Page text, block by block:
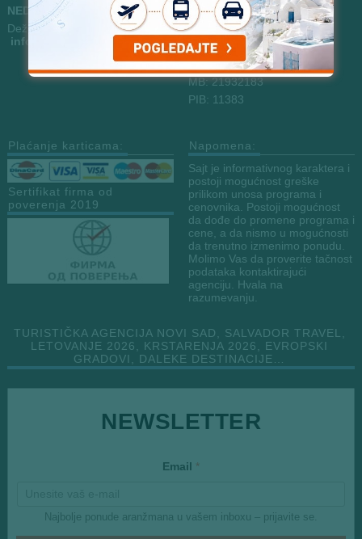
NEDELJA: neradni dan
Dežurni mail:
info
@salvadortravel.rs
021 / 3826773
021 / 3040506
062 / 1874322
MB: 21932183
PIB: 11383
Plaćanje karticama:
Sertifikat firma od
poverenja 2019
Napomena:
Sajt je informativnog karaktera i
postoji mogućnost greške
prilikom unosa programa i
cenovnika. Postoji mogućnost
da dođe do promene programa i
cene, a da nismo u mogućnosti
da trenutno izmenimo ponudu.
Molimo Vas da proverite tačnost
podataka kontaktirajući
agenciju. Hvala na
razumevanju.
TURISTIČKA AGENCIJA NOVI SAD, SALVADOR TRAVEL,
LETOVANJE 2026, KRSTARENJA 2026, EVROPSKI
GRADOVI, DALEKE DESTINACIJE…
NEWSLETTER
E
l
Email *
Najbolje ponude aranžmana u vašem inboxu – prijavite se.